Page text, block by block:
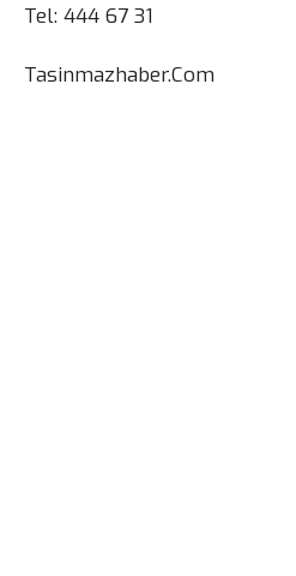
Tel: 444 67 31
Tasinmazhaber.Com